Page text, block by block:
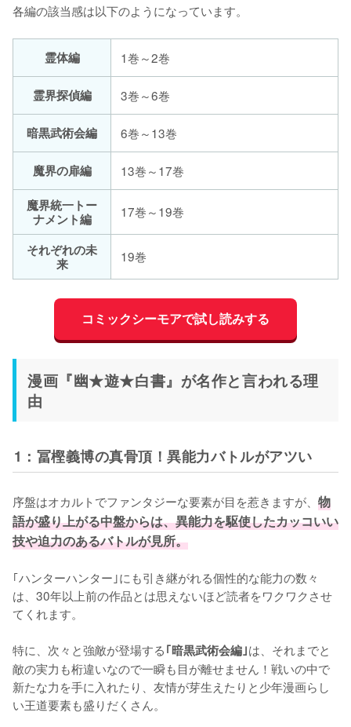
各編の該当感は以下のようになっています。
霊体編 1巻～2巻
霊界探偵編 3巻～6巻
暗黒武術会編 6巻～13巻
魔界の扉編
13巻～17巻
魔界統一トー
ナメント編
17巻～19巻
それぞれの未
来
19巻
コミックシーモアで試し読みする
漫画『幽★遊★白書』が名作と言われる理
由
1：冨樫義博の真骨頂！異能力バトルがアツい
序盤はオカルトでファンタジーな要素が目を惹きますが、 物
語が盛り上がる中盤からは、異能力を駆使したカッコいい
技や迫力のあるバトルが見所。
｢ハンターハンター｣にも引き継がれる個性的な能力の数々
は、30年以上前の作品とは思えないほど読者をワクワクさせ
てくれます。
特に、次々と強敵が登場する｢暗黒武術会編｣は、それまでと
敵の実力も桁違いなので一瞬も目が離せません！戦いの中で
新たな力を手に入れたり、友情が芽生えたりと少年漫画らし
い王道要素も盛りだくさん。